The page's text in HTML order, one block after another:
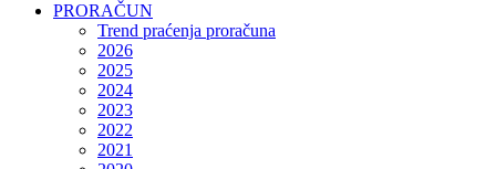
PRORAČUN
Trend praćenja proračuna
2026
2025
2024
2023
2022
2021